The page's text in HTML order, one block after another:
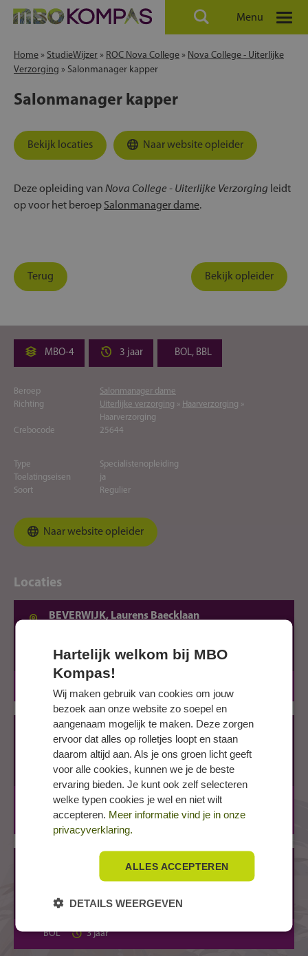
Menu
Home » StudieWijzer » ROC Nova College » Nova College - Uiterlijke
Verzorging » Salonmanager kapper
Salonmanager kapper
Bekijk locaties Naar website opleider
Deze opleiding van Nova College - Uiterlijke Verzorging leidt
op voor het beroep Salonmanager dame.
Terug Bekijk opleider
MBO-4 3 jaar BOL, BBL
Beroep
Salonmanager dame
Richting
Uiterlijke verzorging » Haarverzorging »
Haarverzorging
Crebocode
25644
Type
Specialistenopleiding
Toelatingseisen
ja
Soort
Regulier
Naar website opleider
Locaties
BEVERWIJK, Laurens Baecklaan
1942 LN BEVERWIJK
HAARLEM, Zijlweg
Zijlweg 203
2015 CK HAARLEM
BOL
3 jaar
BBL
3 jaar
HOOFDDORP, Paxlaan
2131 PZ HOOFDDORP
BOL 3 jaar
Hartelijk welkom bij MBO
Kompas!
Wij maken gebruik van cookies om jouw
bezoek aan onze website zo soepel en
aangenaam mogelijk te maken. Deze zorgen
ervoor dat alles op rolletjes loopt en staan
daarom altijd aan. Als je ons groen licht geeft
voor alle cookies, kunnen we je de beste
ervaring bieden. Je kunt ook zelf selecteren
welke typen cookies je wel en niet wilt
accepteren. Meer informatie vind je in onze
privacyverklaring.
ALLES ACCEPTEREN
DETAILS WEERGEVEN